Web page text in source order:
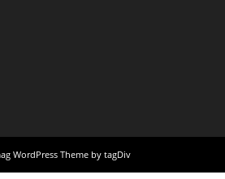
WordPress Theme by tagDiv